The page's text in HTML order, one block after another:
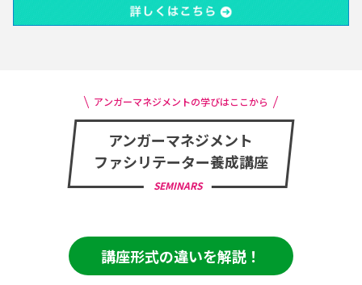
アンガーマネジメントの学びはここから
アンガーマネジメント
ファシリテーター養成講座
SEMINARS
講座形式の違いを解説！